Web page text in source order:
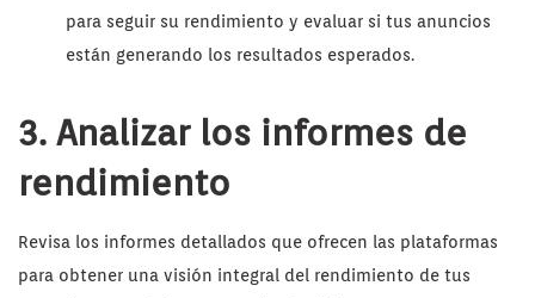
para seguir su rendimiento y evaluar si tus anuncios
están generando los resultados esperados.
3. Analizar los informes de
rendimiento
Revisa los informes detallados que ofrecen las plataformas
para obtener una visión integral del rendimiento de tus